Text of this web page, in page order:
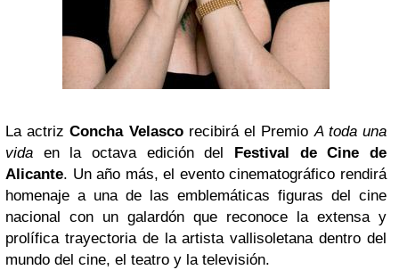
La actrizConcha Velascorecibirá el PremioA toda una
vida en la octava edición del Festival de Cine de
Alicante. Un año más, el evento cinematográfico rendirá
homenaje a una de las emblemáticas figuras del cine
nacional con un galardón que reconoce la extensa y
prolífica trayectoria de la artista vallisoletana dentro del
mundo del cine, el teatro y la televisión.